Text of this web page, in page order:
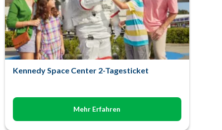
Kennedy Space Center 2-Tagesticket
Mehr Erfahren